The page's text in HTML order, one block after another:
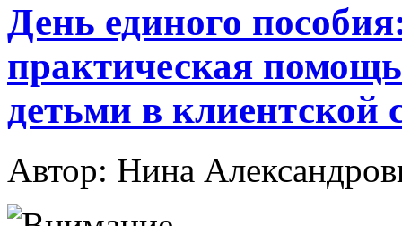
День единого
практическая
детьми в клиентской
Автор: Нина